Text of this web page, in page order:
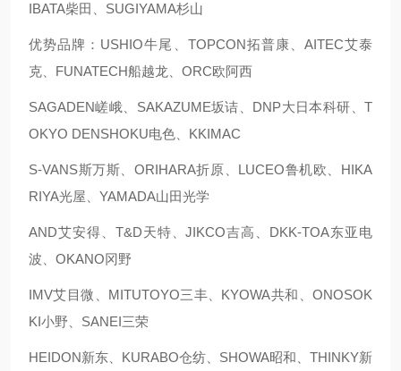
IBATA柴田、SUGIYAMA杉山
优势品牌：USHIO牛尾、TOPCON拓普康、AITEC艾泰
克、FUNATECH船越龙、ORC欧阿西
SAGADEN嵯峨、SAKAZUME坂诘、DNP大日本科研、T
OKYO DENSHOKU电色、KKIMAC
S-VANS斯万斯、ORIHARA折原、LUCEO鲁机欧、HIKA
RIYA光屋、YAMADA山田光学
AND艾安得、T&D天特、JIKCO吉高、DKK-TOA东亚电
波、OKANO冈野
IMV艾目微、MITUTOYO三丰、KYOWA共和、ONOSOK
KI小野、SANEI三荣
HEIDON新东、KURABO仓纺、SHOWA昭和、THINKY新